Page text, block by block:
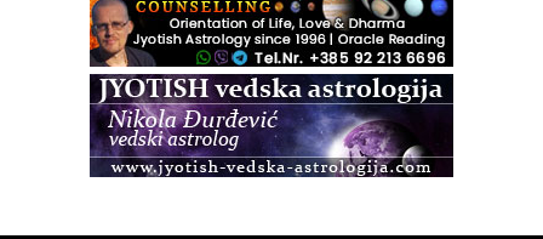
Radionica: Pomagači iz drugih dimenzija Online – otvoreno za
Zagreb+Online
Osnovni ThetaHealing® tečaj, Zagreb i Online
Access BARS®, otpusti stres